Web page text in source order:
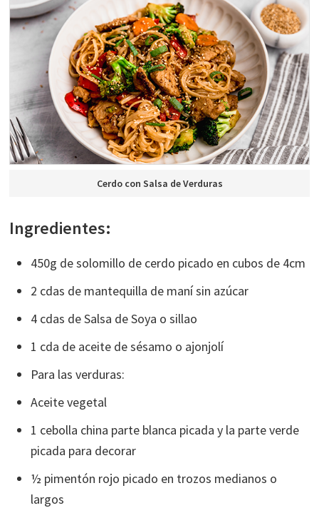
Cerdo con Salsa de Verduras
Ingredientes:
450g de solomillo de cerdo picado en cubos de 4cm
2 cdas de mantequilla de maní sin azúcar
4 cdas de Salsa de Soya o sillao
1 cda de aceite de sésamo o ajonjolí
Para las verduras:
Aceite vegetal
1 cebolla china parte blanca picada y la parte verde
picada para decorar
½ pimentón rojo picado en trozos medianos o
largos